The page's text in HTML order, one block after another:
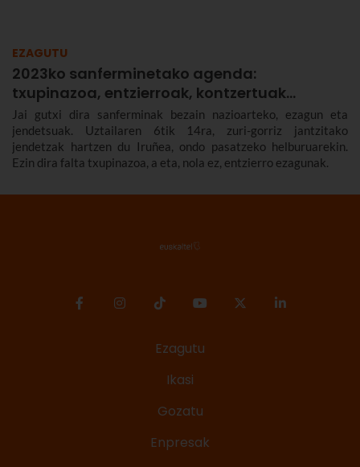
EZAGUTU
2023ko sanferminetako agenda:
txupinazoa, entzierroak, kontzertuak…
Jai gutxi dira sanferminak bezain nazioarteko, ezagun eta
jendetsuak. Uztailaren 6tik 14ra, zuri-gorriz jantzitako
jendetzak hartzen du Iruñea, ondo pasatzeko helburuarekin.
Ezin dira falta txupinazoa, a eta, nola ez, entzierro ezagunak.
Ezagutu
Ikasi
Gozatu
Enpresak